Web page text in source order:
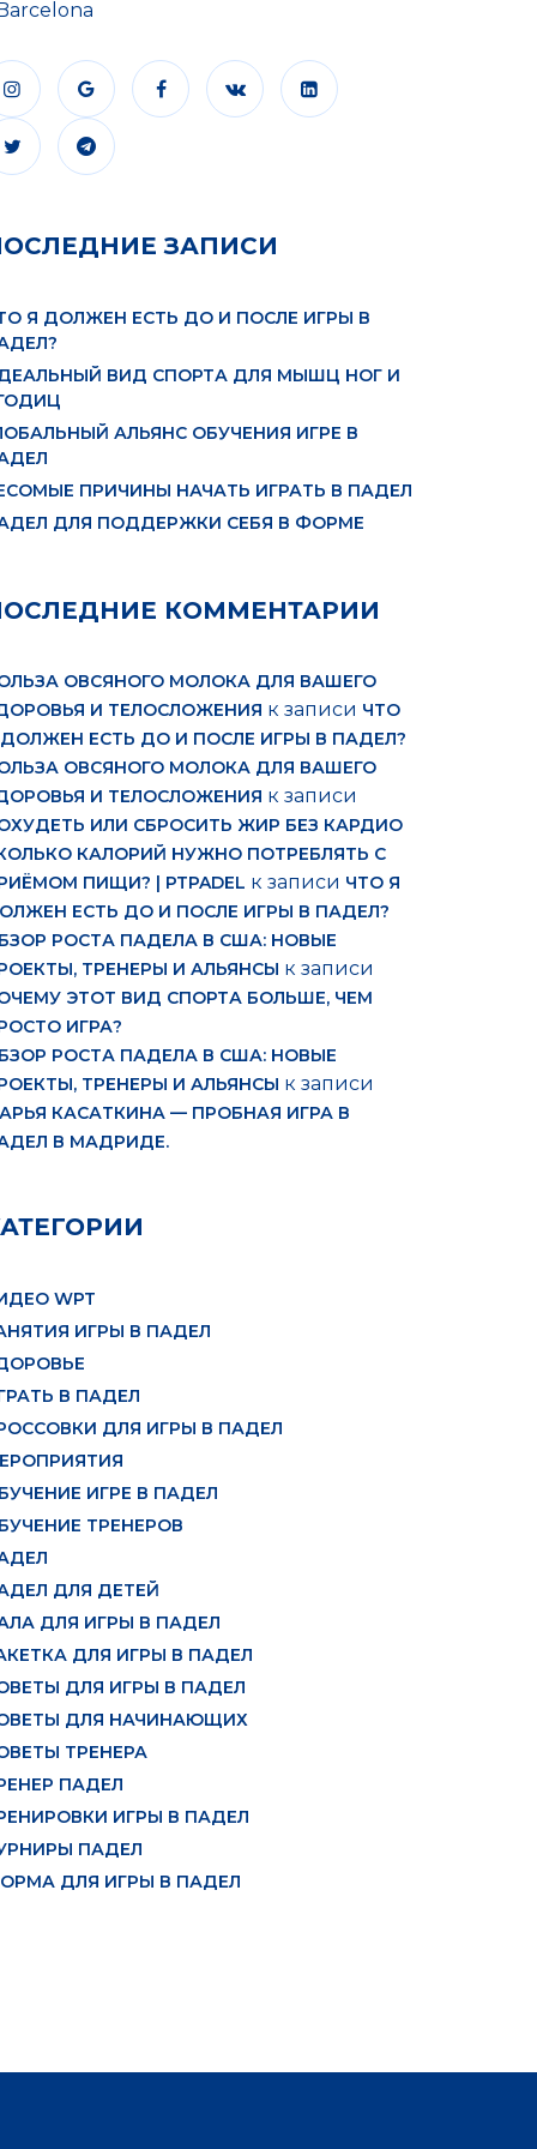
ЗАПИСИ
Я ДОЛЖЕН ЕСТЬ ДО И ПОСЛЕ ИГРЫ В
ВИД СПОРТА ДЛЯ МЫШЦ НОГ И
АЛЬЯНС ОБУЧЕНИЯ ИГРЕ В
ПРИЧИНЫ НАЧАТЬ ИГРАТЬ В ПАДЕЛ
ДЛЯ ПОДДЕРЖКИ СЕБЯ В ФОРМЕ
КОММЕНТАРИИ
ОВСЯНОГО МОЛОКА ДЛЯ ВАШЕГО
И ТЕЛОСЛОЖЕНИЯ к записи ЧТО
ЕСТЬ ДО И ПОСЛЕ ИГРЫ В ПАДЕЛ?
ОВСЯНОГО МОЛОКА ДЛЯ ВАШЕГО
И ТЕЛОСЛОЖЕНИЯ к записи
ИЛИ СБРОСИТЬ ЖИР БЕЗ КАРДИО
КАЛОРИЙ НУЖНО ПОТРЕБЛЯТЬ С
ПИЩИ? | PTPADEL к записи ЧТО Я
ЕСТЬ ДО И ПОСЛЕ ИГРЫ В ПАДЕЛ?
РОСТА ПАДЕЛА В США: НОВЫЕ
ТРЕНЕРЫ И АЛЬЯНСЫ к записи
ЭТОТ ВИД СПОРТА БОЛЬШЕ, ЧЕМ
ИГРА?
РОСТА ПАДЕЛА В США: НОВЫЕ
ТРЕНЕРЫ И АЛЬЯНСЫ к записи
КАСАТКИНА — ПРОБНАЯ ИГРА В
В МАДРИДЕ.
WPT
ИГРЫ В ПАДЕЛ
В ПАДЕЛ
ДЛЯ ИГРЫ В ПАДЕЛ
ИГРЕ В ПАДЕЛ
ТРЕНЕРОВ
ДЛЯ ДЕТЕЙ
ДЛЯ ИГРЫ В ПАДЕЛ
ДЛЯ ИГРЫ В ПАДЕЛ
ДЛЯ ИГРЫ В ПАДЕЛ
ДЛЯ НАЧИНАЮЩИХ
ТРЕНЕРА
ПАДЕЛ
ИГРЫ В ПАДЕЛ
ПАДЕЛ
ДЛЯ ИГРЫ В ПАДЕЛ